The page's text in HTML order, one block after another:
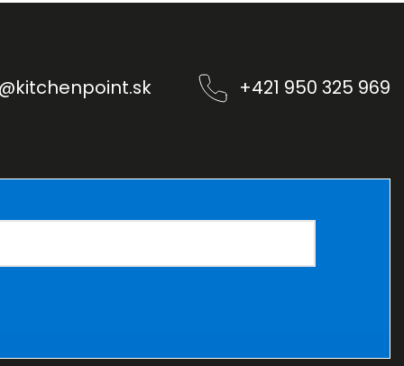
kitchenpoint.sk +421 950 325 969